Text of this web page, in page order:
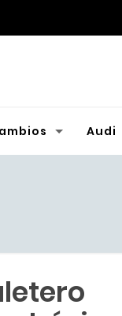
Audi